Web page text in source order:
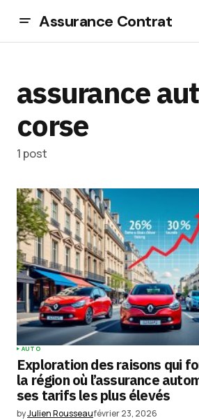
Assurance Contrat
assurance
corse
1 post
AUTO
Exploration des raisons qui
la région où l’assurance
ses tarifs les plus élevés
byJulien Rousseaufévrier 23, 2026